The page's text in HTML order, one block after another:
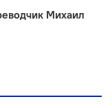
Михаил